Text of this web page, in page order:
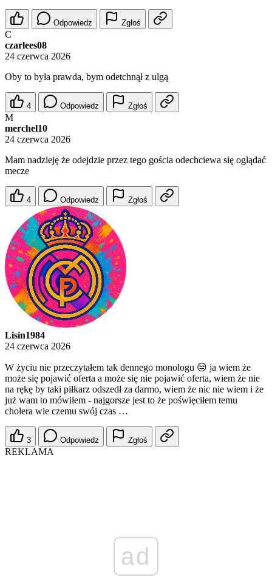
Odpowiedz Zgłoś
C
czarlees08
24 czerwca 2026
Oby to była prawda, bym odetchnął z ulgą
4 Odpowiedz Zgłoś
M
merchel10
24 czerwca 2026
Mam nadzieję że odejdzie przez tego gościa odechciewa się oglądać
mecze
4 Odpowiedz Zgłoś
Lisin1984
24 czerwca 2026
W życiu nie przeczytałem tak dennego monologu 😒 ja wiem że
może się pojawić oferta a może się nie pojawić oferta, wiem że nie
na rękę by taki piłkarz odszedł za darmo, wiem że nic nie wiem i że
już wam to mówiłem - najgorsze jest to że poświęciłem temu
cholera wie czemu swój czas …
3 Odpowiedz Zgłoś
REKLAMA
ad